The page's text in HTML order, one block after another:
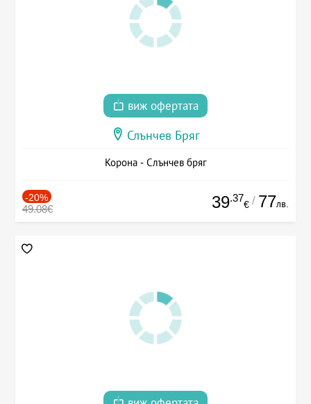
виж офертата
Слънчев Бряг
Корона - Слънчев бряг
-20%
49.08€ 39.37
€ / 77лв.